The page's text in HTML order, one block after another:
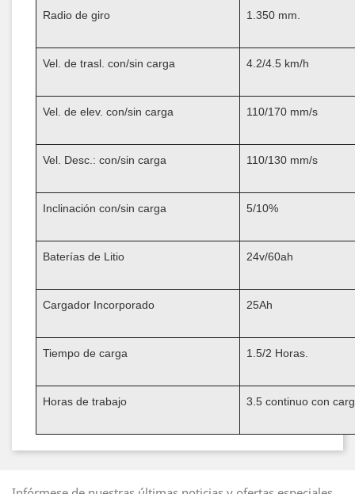
Radio de giro 1.350 mm.
Vel. de trasl. con/sin carga 4.2/4.5 km/h
Vel. de elev. con/sin carga 110/170 mm/s
Vel. Desc.: con/sin carga 110/130 mm/s
Inclinación con/sin carga 5/10%
Baterías de Litio 24v/60ah
Cargador Incorporado 25Ah
Tiempo de carga 1.5/2 Horas.
Horas de trabajo 3.5 continuo con